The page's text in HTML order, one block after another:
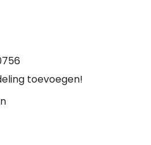
toevoegen!